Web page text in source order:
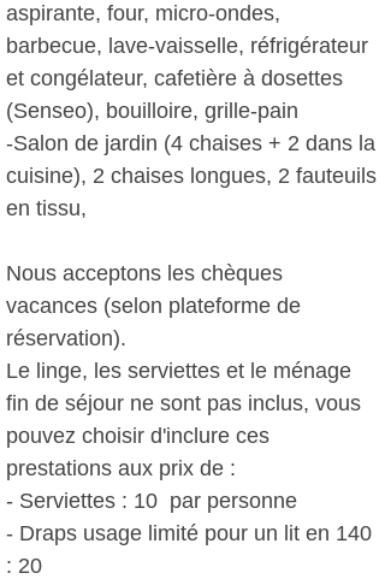
aspirante, four, micro-ondes,
barbecue, lave-vaisselle, réfrigérateur
et congélateur, cafetière à dosettes
(Senseo), bouilloire, grille-pain
-Salon de jardin (4 chaises + 2 dans la
cuisine), 2 chaises longues, 2 fauteuils
en tissu,
Nous acceptons les chèques
vacances (selon plateforme de
réservation).
Le linge, les serviettes et le ménage
fin de séjour ne sont pas inclus, vous
pouvez choisir d'inclure ces
prestations aux prix de :
- Serviettes : 10  par personne
- Draps usage limité pour un lit en 140
: 20 